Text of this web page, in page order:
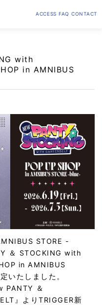
ACCESS FAQ CONTACT
with
in AMNIBUS
STORE -
＆ STOCKING with
in AMNIBUS
いたしました。
PANTY ＆
』よりTRIGGER新